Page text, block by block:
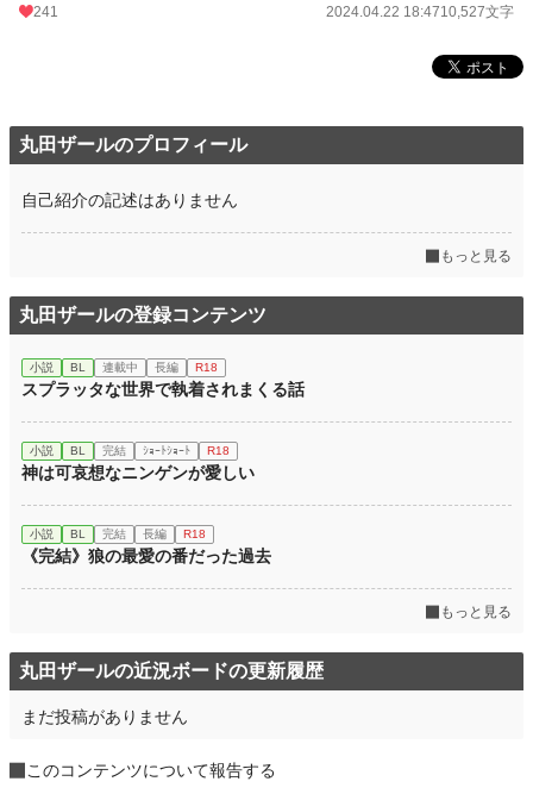
241 2024.04.22 18:4710,527文字
丸田ザールのプロフィール
自己紹介の記述はありません
もっと見る
丸田ザールの登録コンテンツ
小説 BL 連載中 長編 R18
スプラッタな世界で執着されまくる話
小説 BL 完結 ｼｮｰﾄｼｮｰﾄ R18
神は可哀想なニンゲンが愛しい
小説 BL 完結 長編 R18
《完結》狼の最愛の番だった過去
もっと見る
丸田ザールの近況ボードの更新履歴
まだ投稿がありません
このコンテンツについて報告する